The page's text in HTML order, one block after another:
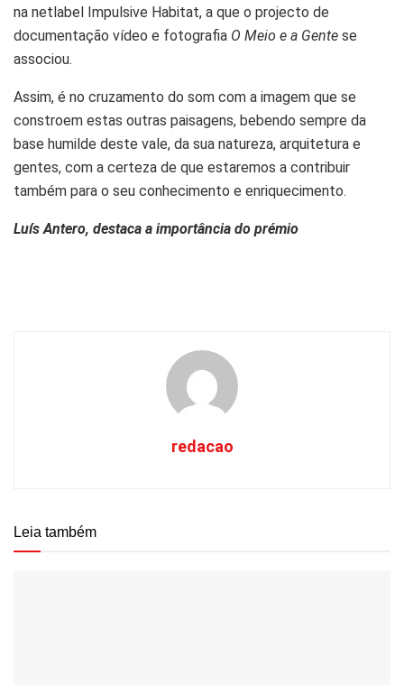
na netlabel Impulsive Habitat, a que o projecto de
documentação vídeo e fotografia O Meio e a Gente se
associou.
Assim, é no cruzamento do som com a imagem que se
constroem estas outras paisagens, bebendo sempre da
base humilde deste vale, da sua natureza, arquitetura e
gentes, com a certeza de que estaremos a contribuir
também para o seu conhecimento e enriquecimento.
Luís Antero, destaca a importância do prémio
redacao
Leia também